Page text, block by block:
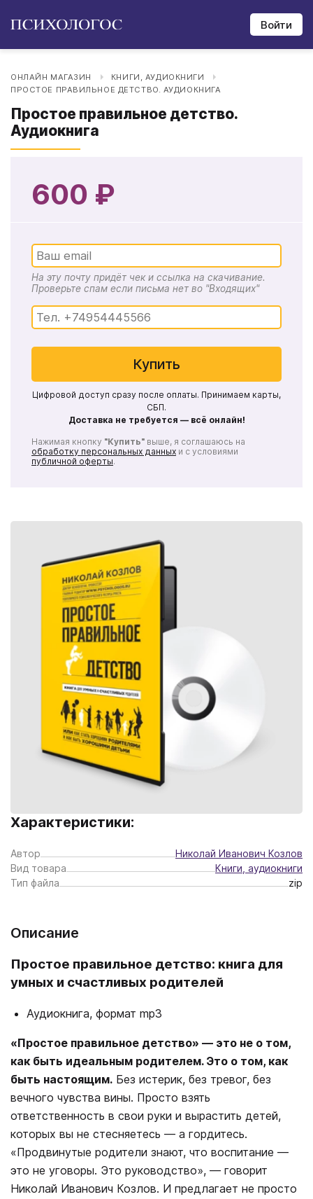
Войти
ОНЛАЙН МАГАЗИН
КНИГИ, АУДИОКНИГИ
ПРОСТОЕ ПРАВИЛЬНОЕ ДЕТСТВО. АУДИОКНИГА
Простое правильное детство.
Аудиокнига
Характеристики:
Автор
Николай Иванович Козлов
Вид товара
Книги, аудиокниги
Тип файла
zip
Описание
Простое правильное детство: книга для
умных и счастливых родителей
Аудиокнига, формат mp3
«Простое правильное детство» — это не о том,
как быть идеальным родителем. Это о том, как
быть настоящим. Без истерик, без тревог, без
вечного чувства вины. Просто взять
ответственность в свои руки и вырастить детей,
которых вы не стесняетесь — а гордитесь.
«Продвинутые родители знают, что воспитание —
это не уговоры. Это руководство», — говорит
Николай Иванович Козлов. И предлагает не просто
600 ₽
На эту почту придёт чек и ссылка на скачивание.
Проверьте спам если письма нет во "Входящих"
Купить
Цифровой доступ сразу после оплаты. Принимаем карты,
СБП.
Доставка не требуется — всё онлайн!
Нажимая кнопку "Купить" выше, я соглашаюсь на
обработку персональных данных и с условиями
публичной оферты.